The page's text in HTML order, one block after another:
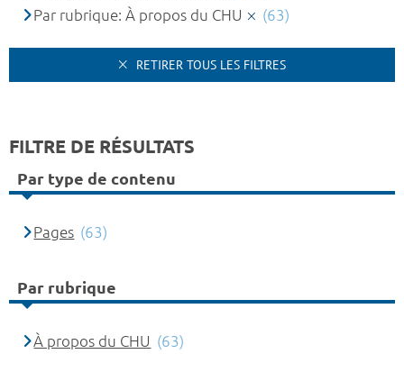
Par rubrique: À propos du CHU
(63)
RETIRER TOUS LES FILTRES
FILTRE DE RÉSULTATS
Par type de contenu
Pages (63)
Par rubrique
À propos du CHU (63)